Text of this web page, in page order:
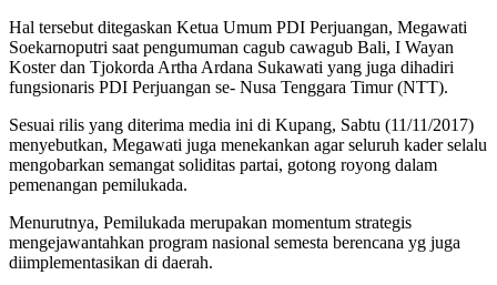
Hal tersebut ditegaskan Ketua Umum PDI Perjuangan, Megawati
Soekarnoputri saat pengumuman cagub cawagub Bali, I Wayan
Koster dan Tjokorda Artha Ardana Sukawati yang juga dihadiri
fungsionaris PDI Perjuangan se- Nusa Tenggara Timur (NTT).
Sesuai rilis yang diterima media ini di Kupang, Sabtu (11/11/2017)
menyebutkan, Megawati juga menekankan agar seluruh kader selalu
mengobarkan semangat soliditas partai, gotong royong dalam
pemenangan pemilukada.
Menurutnya, Pemilukada merupakan momentum strategis
mengejawantahkan program nasional semesta berencana yg juga
diimplementasikan di daerah.